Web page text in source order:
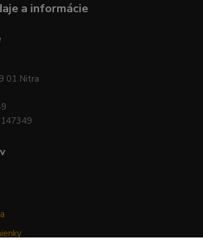
a informácie
01 Nitra